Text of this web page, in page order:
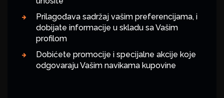
Prilagođava sadržaj vašim preferencijama, i
dobijate informacije u skladu sa Vašim
profilom
Dobićete promocije i specijalne akcije koje
odgovaraju Vašim navikama kupovine